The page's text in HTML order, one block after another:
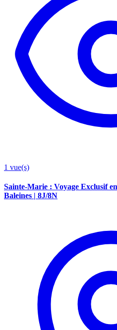
1 vue(s)
Sainte-Marie : Voyage Exclusif
Baleines | 8J/8N